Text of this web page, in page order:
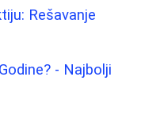
Rešavanje
- Najbolji